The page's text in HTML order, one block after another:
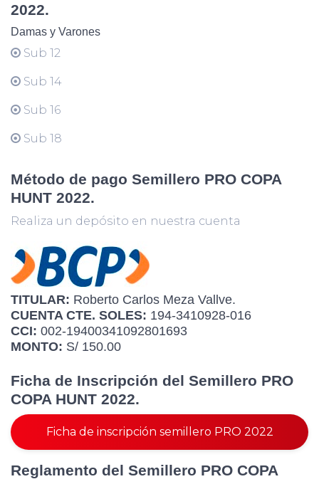
2022.
Damas y Varones
Sub 12
Sub 14
Sub 16
Sub 18
Método de pago Semillero PRO COPA
HUNT 2022.
Realiza un depósito en nuestra cuenta
TITULAR: Roberto Carlos Meza Vallve.
CUENTA CTE. SOLES: 194-3410928-016
CCI: 002-19400341092801693
MONTO: S/ 150.00
Ficha de Inscripción del Semillero PRO
COPA HUNT 2022.
Ficha de inscripción semillero PRO 2022
Reglamento del Semillero PRO COPA